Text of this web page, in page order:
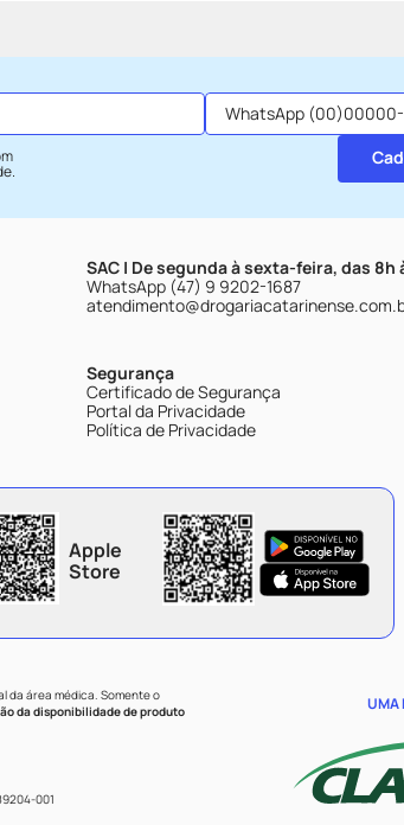
.
SAC | De segunda à sexta-feira, das 8h
WhatsApp (47) 9 9202-1687
Segurança
Certificado de Segurança
Portal da Privacidade
Política de Privacidade
Apple
Store
da área médica. Somente o
da disponibilidade de produto
001
UMA